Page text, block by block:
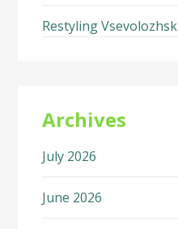
Restyling Vsevolozhsk
Archives
July 2026
June 2026